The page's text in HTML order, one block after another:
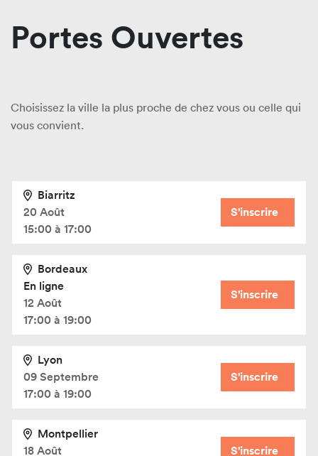
Portes Ouvertes
Choisissez la ville la plus proche de chez vous ou celle qui
vous convient.
Biarritz
20 Août
15:00 à 17:00
S'inscrire
Bordeaux
En ligne
12 Août
17:00 à 19:00
S'inscrire
Lyon
09 Septembre
17:00 à 19:00
S'inscrire
Montpellier
18 Août
S'inscrire